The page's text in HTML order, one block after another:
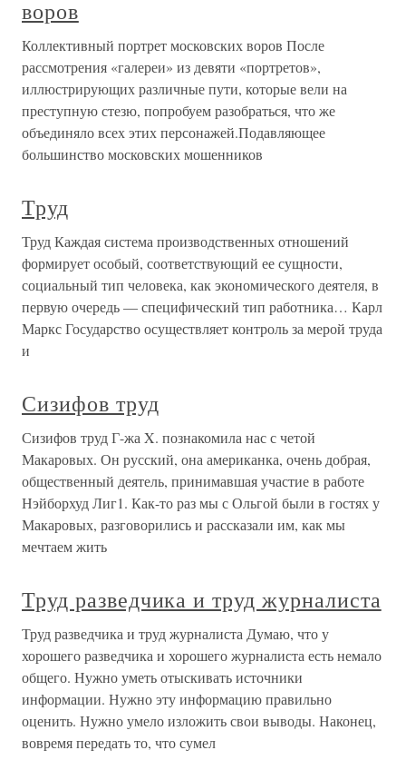
воров
Коллективный портрет московских воров После
рассмотрения «галереи» из девяти «портретов»,
иллюстрирующих различные пути, которые вели на
преступную стезю, попробуем разобраться, что же
объединяло всех этих персонажей.Подавляющее
большинство московских мошенников
Труд
Труд Каждая система производственных отношений
формирует особый, соответствующий ее сущности,
социальный тип человека, как экономического деятеля, в
первую очередь — специфический тип работника… Карл
Маркс Государство осуществляет контроль за мерой труда
и
Сизифов труд
Сизифов труд Г-жа X. познакомила нас с четой
Макаровых. Он русский, она американка, очень добрая,
общественный деятель, принимавшая участие в работе
Нэйборхуд Лиг1. Как-то раз мы с Ольгой были в гостях у
Макаровых, разговорились и рассказали им, как мы
мечтаем жить
Труд разведчика и труд журналиста
Труд разведчика и труд журналиста Думаю, что у
хорошего разведчика и хорошего журналиста есть немало
общего. Нужно уметь отыскивать источники
информации. Нужно эту информацию правильно
оценить. Нужно умело изложить свои выводы. Наконец,
вовремя передать то, что сумел